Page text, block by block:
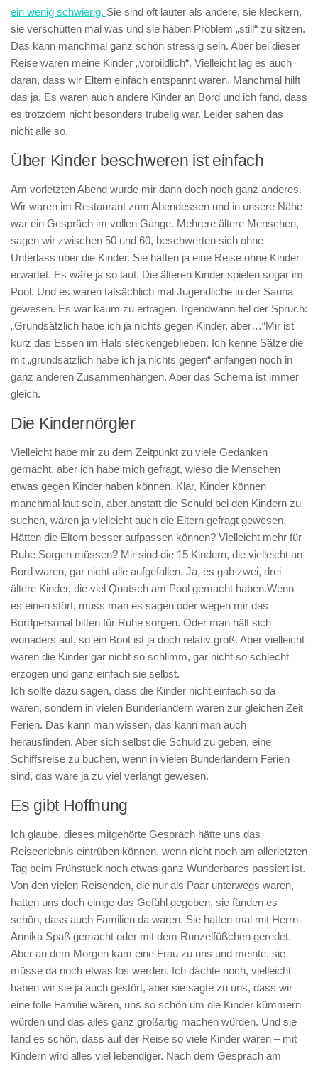
ein wenig schwierig. Sie sind oft lauter als andere, sie kleckern,
sie verschütten mal was und sie haben Problem „still“ zu sitzen.
Das kann manchmal ganz schön stressig sein. Aber bei dieser
Reise waren meine Kinder „vorbildlich“. Vielleicht lag es auch
daran, dass wir Eltern einfach entspannt waren. Manchmal hilft
das ja. Es waren auch andere Kinder an Bord und ich fand, dass
es trotzdem nicht besonders trubelig war. Leider sahen das
nicht alle so.
Über Kinder beschweren ist einfach
Am vorletzten Abend wurde mir dann doch noch ganz anderes.
Wir waren im Restaurant zum Abendessen und in unsere Nähe
war ein Gespräch im vollen Gange. Mehrere ältere Menschen,
sagen wir zwischen 50 und 60, beschwerten sich ohne
Unterlass über die Kinder. Sie hätten ja eine Reise ohne Kinder
erwartet. Es wäre ja so laut. Die älteren Kinder spielen sogar im
Pool. Und es waren tatsächlich mal Jugendliche in der Sauna
gewesen. Es war kaum zu ertragen. Irgendwann fiel der Spruch:
„Grundsätzlich habe ich ja nichts gegen Kinder, aber…“Mir ist
kurz das Essen im Hals steckengeblieben. Ich kenne Sätze die
mit „grundsätzlich habe ich ja nichts gegen“ anfangen noch in
ganz anderen Zusammenhängen. Aber das Schema ist immer
gleich.
Die Kindernörgler
Vielleicht habe mir zu dem Zeitpunkt zu viele Gedanken
gemacht, aber ich habe mich gefragt, wieso die Menschen
etwas gegen Kinder haben können. Klar, Kinder können
manchmal laut sein, aber anstatt die Schuld bei den Kindern zu
suchen, wären ja vielleicht auch die Eltern gefragt gewesen.
Hätten die Eltern besser aufpassen können? Vielleicht mehr für
Ruhe Sorgen müssen? Mir sind die 15 Kindern, die vielleicht an
Bord waren, gar nicht alle aufgefallen. Ja, es gab zwei, drei
ältere Kinder, die viel Quatsch am Pool gemacht haben.Wenn
es einen stört, muss man es sagen oder wegen mir das
Bordpersonal bitten für Ruhe sorgen. Oder man hält sich
wonaders auf, so ein Boot ist ja doch relativ groß. Aber vielleicht
waren die Kinder gar nicht so schlimm, gar nicht so schlecht
erzogen und ganz einfach sie selbst.
Ich sollte dazu sagen, dass die Kinder nicht einfach so da
waren, sondern in vielen Bunderländern waren zur gleichen Zeit
Ferien. Das kann man wissen, das kann man auch
herausfinden. Aber sich selbst die Schuld zu geben, eine
Schiffsreise zu buchen, wenn in vielen Bunderländern Ferien
sind, das wäre ja zu viel verlangt gewesen.
Es gibt Hoffnung
Ich glaube, dieses mitgehörte Gespräch hätte uns das
Reiseerlebnis eintrüben können, wenn nicht noch am allerletzten
Tag beim Frühstück noch etwas ganz Wunderbares passiert ist.
Von den vielen Reisenden, die nur als Paar unterwegs waren,
hatten uns doch einige das Gefühl gegeben, sie fänden es
schön, dass auch Familien da waren. Sie hatten mal mit Herrn
Annika Spaß gemacht oder mit dem Runzelfüßchen geredet.
Aber an dem Morgen kam eine Frau zu uns und meinte, sie
müsse da noch etwas los werden. Ich dachte noch, vielleicht
haben wir sie ja auch gestört, aber sie sagte zu uns, dass wir
eine tolle Familie wären, uns so schön um die Kinder kümmern
würden und das alles ganz großartig machen würden. Und sie
fand es schön, dass auf der Reise so viele Kinder waren – mit
Kindern wird alles viel lebendiger. Nach dem Gespräch am